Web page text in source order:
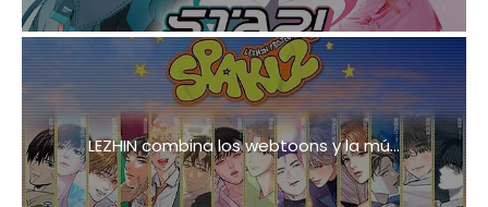
LEZHIN combina los webtoons y la mú...